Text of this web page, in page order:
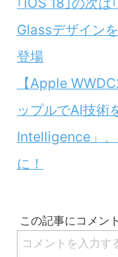
Glassデザイン
登場
【Apple
ップルでAI技術
Intelligence」
に！